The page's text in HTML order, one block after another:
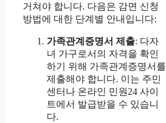
거쳐야 합니다. 다음은 감면 신청
방법에 대한 단계별 안내입니다:
가족관계증명서 제출: 다자
녀 가구로서의 자격을 확인
하기 위해 가족관계증명서를
제출해야 합니다. 이는 주민
센터나 온라인 민원24 사이
트에서 발급받을 수 있습니
다.